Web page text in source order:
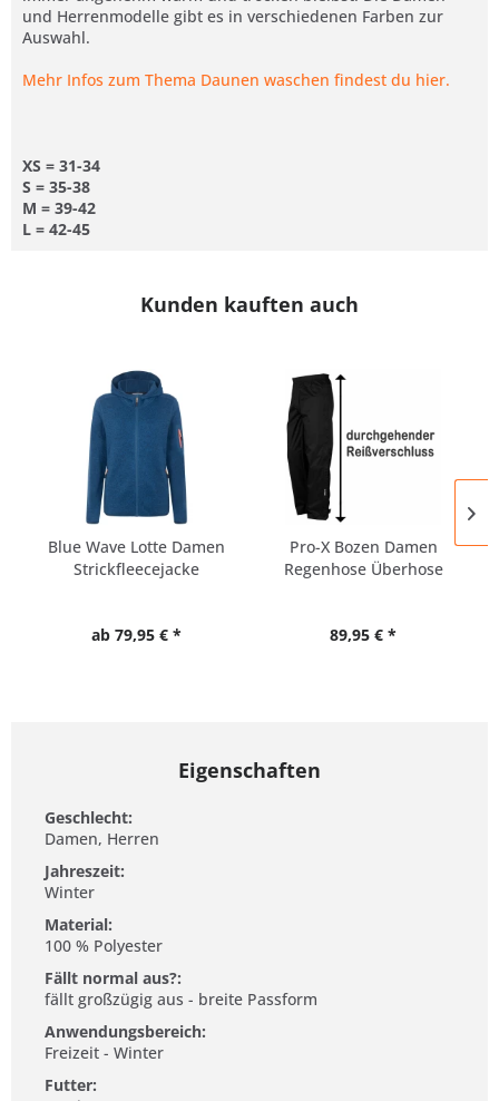
und Herrenmodelle gibt es in verschiedenen Farben zur
Auswahl.
Mehr Infos zum Thema Daunen waschen findest du hier.
XS = 31-34
S = 35-38
M = 39-42
L = 42-45
Kunden kauften auch
Blue Wave Lotte Damen
Strickfleecejacke
ab 79,95 € *
Pro-X Bozen Damen
Regenhose Überhose
89,95 € *
Eigenschaften
Geschlecht:
Damen, Herren
Jahreszeit:
Winter
Material:
100 % Polyester
Fällt normal aus?:
fällt großzügig aus - breite Passform
Anwendungsbereich:
Freizeit - Winter
Futter: